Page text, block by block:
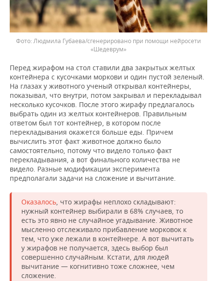
Людмила Губаева/сгенерировано при помощи нейросети
«Шедеврум»
Перед жирафом на стол ставили два закрытых желтых
контейнера с кусочками моркови и один пустой зеленый.
На глазах у животного ученый открывал контейнеры,
показывал, что внутри, потом закрывал и перекладывал
несколько кусочков. После этого жирафу предлагалось
выбрать один из желтых контейнеров. Правильным
ответом был тот контейнер, в котором после
перекладывания окажется больше еды. Причем
вычислить этот факт животное должно было
самостоятельно, потому что видело только факт
перекладывания, а вот финального количества не
видело. Разные модификации эксперимента
предполагали задачи на сложение и вычитание.
Оказалось, что жирафы неплохо складывают:
нужный контейнер выбирали в 68% случаев, то
есть это явно не случайное угадывание. Животное
мысленно отслеживало прибавление морковок к
тем, что уже лежали в контейнере. А вот вычитать
у жирафов не получается, здесь выбор был
совершенно случайным. Кстати, для людей
вычитание — когнитивно тоже сложнее, чем
сложение.